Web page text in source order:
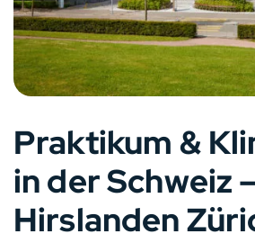
Praktikum &
in der Schweiz –
Hirslanden